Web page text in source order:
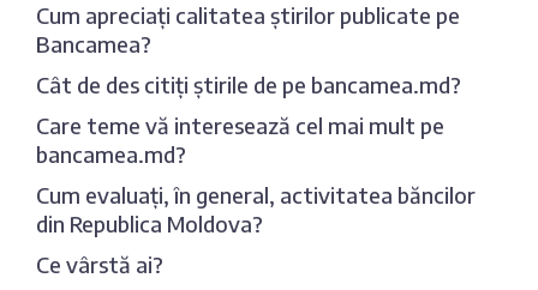
Cum apreciați calitatea știrilor publicate pe
Bancamea?
Cât de des citiți știrile de pe bancamea.md?
Care teme vă interesează cel mai mult pe
bancamea.md?
Cum evaluați, în general, activitatea băncilor
din Republica Moldova?
Ce vârstă ai?